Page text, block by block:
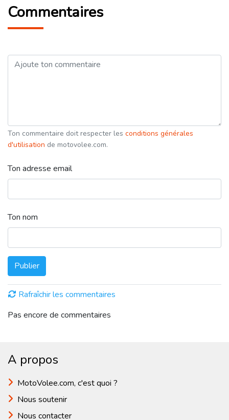
Commentaires
Ton commentaire doit respecter les conditions générales
d'utilisation de motovolee.com.
Ton adresse email
Ton nom
Publier
Rafraîchir les commentaires
Pas encore de commentaires
A propos
MotoVolee.com, c'est quoi ?
Nous soutenir
Nous contacter